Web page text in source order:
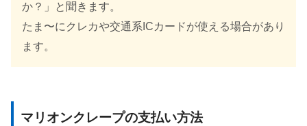
か？」と聞きます。
たま〜にクレカや交通系ICカードが使える場合があり
ます。
マリオンクレープの支払い方法